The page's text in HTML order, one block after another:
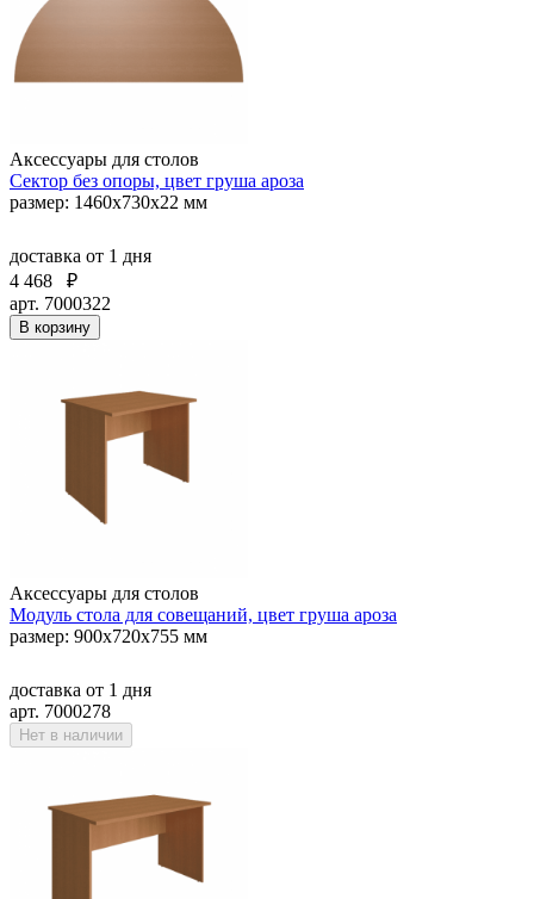
Аксессуары для столов
Сектор без опоры, цвет груша ароза
размер: 1460х730х22 мм
доставка от 1 дня
4 468
₽
арт. 7000322
В корзину
Аксессуары для столов
Модуль стола для совещаний, цвет груша ароза
размер: 900х720х755 мм
доставка от 1 дня
арт. 7000278
Нет в наличии